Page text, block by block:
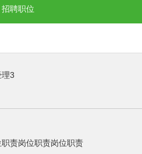
招聘职位
理3
责岗位职责岗位职责